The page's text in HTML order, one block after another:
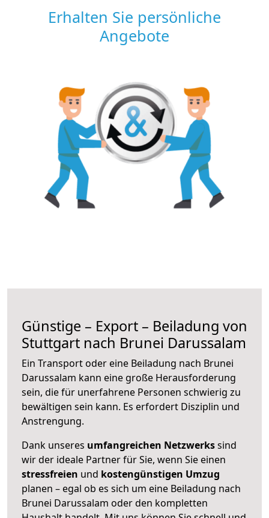
Erhalten Sie persönliche
Angebote
Günstige – Export – Beiladung von
Stuttgart nach Brunei Darussalam
Ein Transport oder eine Beiladung nach Brunei
Darussalam kann eine große Herausforderung
sein, die für unerfahrene Personen schwierig zu
bewältigen sein kann. Es erfordert Disziplin und
Anstrengung.
Dank unseres umfangreichen Netzwerkssind
wir der ideale Partner für Sie, wenn Sie einen
stressfreien und kostengünstigen Umzug
planen – egal ob es sich um eine Beiladung nach
Brunei Darussalam oder den kompletten